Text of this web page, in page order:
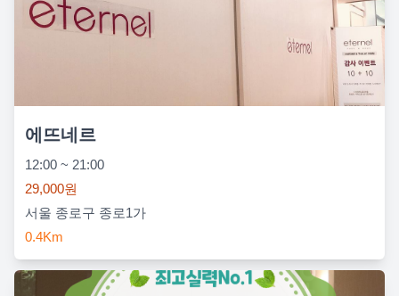
에뜨네르
12:00 ~ 21:00
29,000원
서울 종로구 종로1가
0.4Km